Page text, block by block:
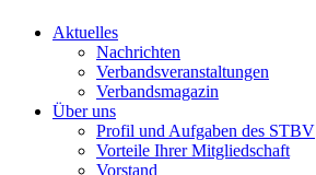
Aktuelles
Nachrichten
Verbandsveranstaltungen
Verbandsmagazin
Über uns
Profil und Aufgaben des STBV
Vorteile Ihrer Mitgliedschaft
Vorstand